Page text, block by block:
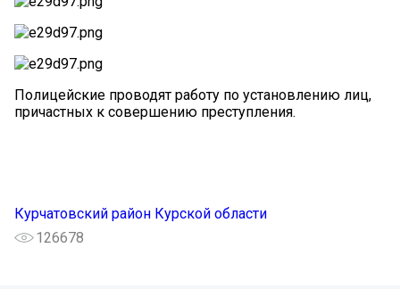
Полицейские проводят работу по установлению лиц,
причастных к совершению преступления.
Курчатовский район Курской области
126678